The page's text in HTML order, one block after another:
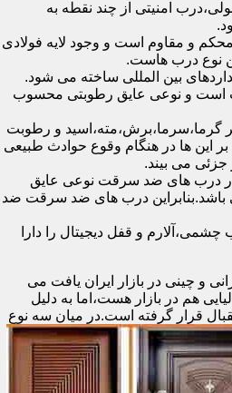
امنیتی از چند نقطه به
و مقاوم است و وجود لایه فولادی
نوع درب هاست.
بین المللی ساخته می شود.
و نوعی عایق رطوبتی محسوب
و رطوبت
این ها در هنگام وقوع حوادث طبیعی
جزئی می بیند.
درب های ضد سرقت نوعی عایق
باشد.بنابراین درب های ضد سرقت ضد
و قفل دیجیتال را دارا
و چینی در بازار ایران یافت می
هم در بازار هست،اما به دلیل
قرار گرفته است.در میان سه نوع